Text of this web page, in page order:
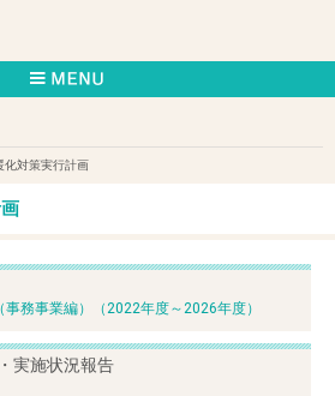
化対策実行計画
務事業編）（2022年度～2026年度）
実施状況報告